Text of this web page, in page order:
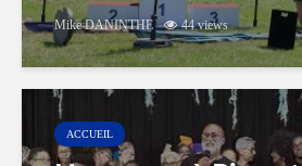
Mike DANINTHE 44 views
ACCUEIL